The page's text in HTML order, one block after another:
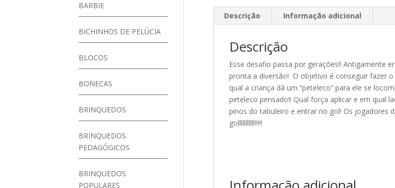
Descrição Informação adicional
Descrição
Esse desafio passa por gerações!! Antigamente
pronta a diversão! O objetivo é conseguir fazer
qual a criança dá um “peteleco” para ele se
peteleco pensado!! Qual força aplicar e em qual
pinos do tabuleiro e entrar no gol! Os jogadores
golllllllllll!!!!!
BARBIE
BICHINHOS DE PELÚCIA
BLOCOS
BONECAS
BRINQUEDOS
BRINQUEDOS
PEDAGÓGICOS
BRINQUEDOS
POPULARES